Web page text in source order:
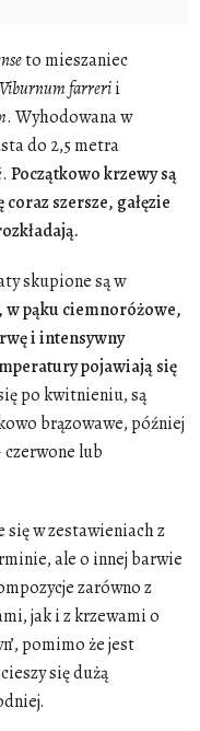
to mieszaniec
Viburnumfarrerii
. Wyhodowana w
do 2,5 metra
Początkowo krzewy są
szersze, gałęzie
skupione są w
w pąku ciemnoróżowe,
i intensywny
pojawiają się
po kwitnieniu, są
brązowawe, później
lub
w zestawieniach z
ale o innej barwie
zarówno z
jak i z krzewami o
pomimo że jest
się dużą